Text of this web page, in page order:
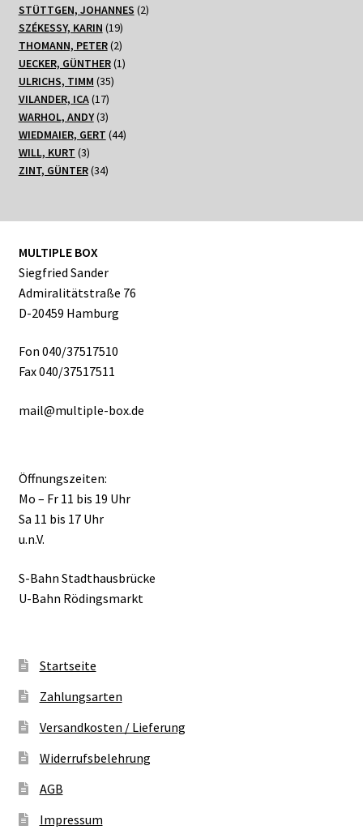
Produkte
STÜTTGEN, JOHANNES 22
SZÉKESSY, KARIN 1919
Produkte
THOMANN, PETER 22
Produkte
UECKER, GÜNTHER 11
ULRICHS, TIMM 3535
VILANDER, ICA 1717
Produkte
WARHOL, ANDY 33
Produkte
WIEDMAIER, GERT 4444
WILL, KURT 33
Produkte
ZINT, GÜNTER 3434
MULTIPLE BOX
Siegfried Sander
Admiralitätstraße 76
D-20459 Hamburg
Fon 040/37517510
Fax 040/37517511
mail@multiple-box.de
Öffnungszeiten:
Mo – Fr 11 bis 19 Uhr
Sa 11 bis 17 Uhr
u.n.V.
S-Bahn Stadthausbrücke
U-Bahn Rödingsmarkt
Startseite
Zahlungsarten
Versandkosten / Lieferung
Widerrufsbelehrung
AGB
Impressum